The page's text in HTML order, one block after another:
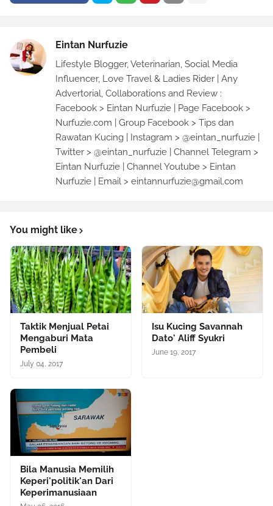
Eintan Nurfuzie
Lifestyle Blogger, Veterinarian, Social Media
Influencer, Love Travel & Ladies Rider | Any
Advertorial, Collaborations and Review :
Facebook > Eintan Nurfuzie | Page Facebook >
Nurfuzie.com | Group Facebook > Tips dan
Rawatan Kucing | Instagram > @eintan_nurfuzie |
Twitter > @eintan_nurfuzie | Channel Telegram >
Eintan Nurfuzie | Channel Youtube > Eintan
Nurfuzie | Email > eintannurfuzie@gmail.com
You might like
Taktik Menjual Petai
Mengaburi Mata
Pembeli
July 04, 2017
Isu Kucing Savannah
Dato' Aliff Syukri
June 19, 2017
Bila Manusia Memilih
Keperi'politik'an Dari
Keperimanusiaan